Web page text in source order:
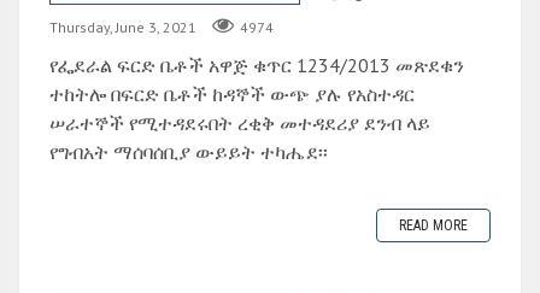
Thursday, June 3, 2021 4974
የፌደራል ፍርድ ቤቶች አዋጅ ቁጥር 1234/2013 መጽደቁን
ተከትሎ በፍርድ ቤቶች ከዳኞች ውጭ ያሉ የአስተዳር
ሠራተኞች የሚተዳደሩበት ረቂቅ መተዳደሪያ ደንብ ላይ
የግብአት ማሰባሰቢያ ውይይት ተካሔደ፡፡
READ MORE